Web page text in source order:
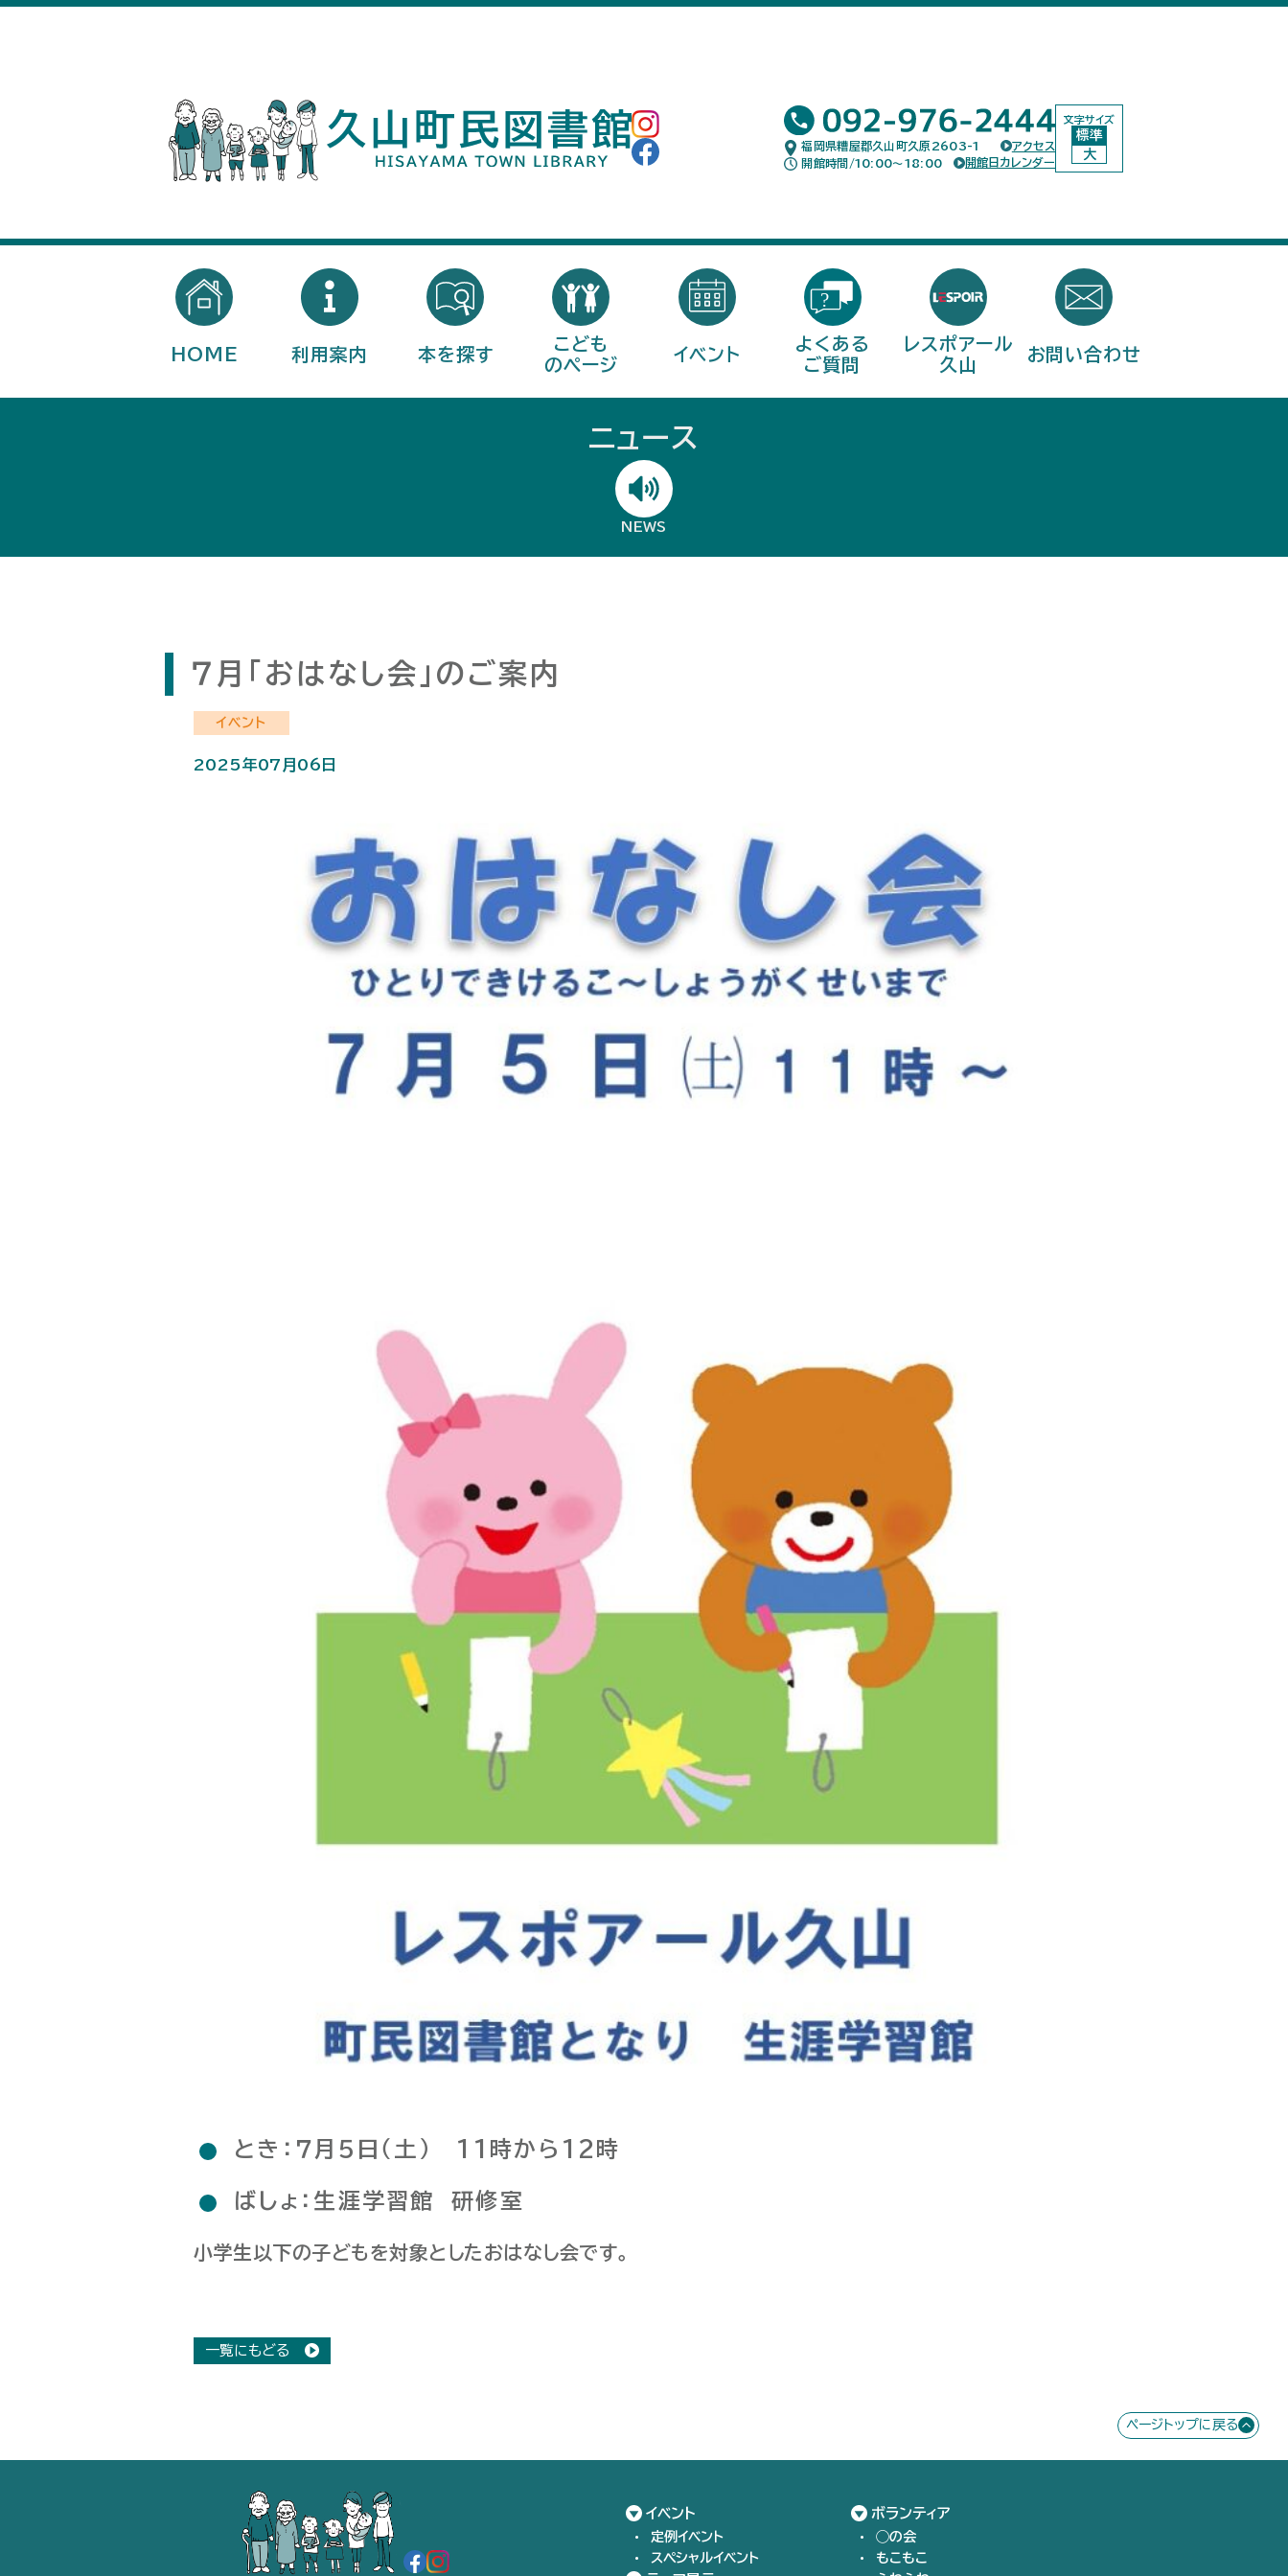
福岡県糟屋郡久山町久原2603-1
アクセス
開館時間/10:00〜18:00
開館日カレンダー
文字サイズ
標準
大
HOME 利用案内 本を探す
こども
のページ
イベント
よくある
ご質問
レスポアール
久山
お問い合わせ
ニュース
NEWS
７月「おはなし会」のご案内
イベント
2025年07月06日
とき：７月５日（土） 11時から12時
ばしょ：生涯学習館 研修室
小学生以下の子どもを対象としたおはなし会です。
一覧にもどる
ページトップに戻る
イベント
定例イベント
スペシャルイベント
ボランティア
◯の会
もこもこ